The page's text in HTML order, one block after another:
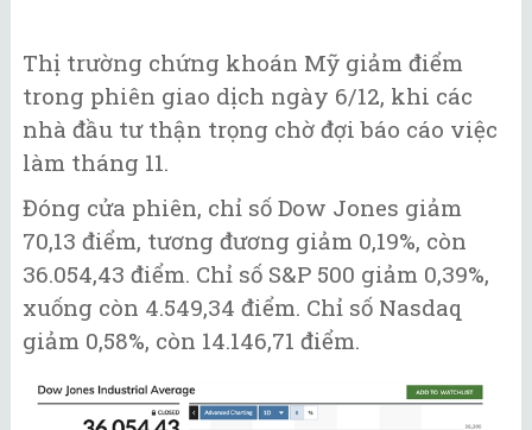
Thị trường chứng khoán Mỹ giảm điểm
trong phiên giao dịch ngày 6/12, khi các
nhà đầu tư thận trọng chờ đợi báo cáo việc
làm tháng 11.
Đóng cửa phiên, chỉ số Dow Jones giảm
70,13 điểm, tương đương giảm 0,19%, còn
36.054,43 điểm. Chỉ số S&P 500 giảm 0,39%,
xuống còn 4.549,34 điểm. Chỉ số Nasdaq
giảm 0,58%, còn 14.146,71 điểm.